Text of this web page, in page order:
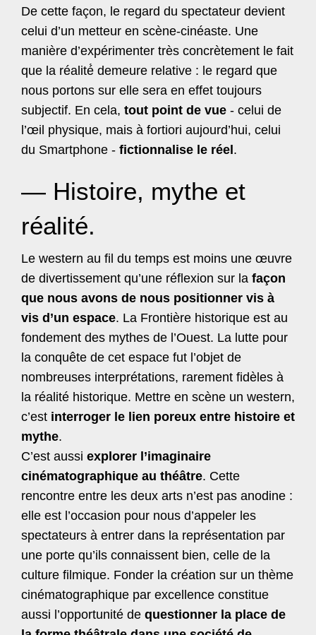
De cette façon, le regard du spectateur devient
celui d’un metteur en scène-cinéaste. Une
manière d’expérimenter très concrètement le fait
que la réalité́ demeure relative : le regard que
nous portons sur elle sera en effet toujours
subjectif. En cela, tout point de vue - celui de
l’œil physique, mais à fortiori aujourd’hui, celui
du Smartphone - fictionnalise le réel .
— Histoire, mythe et
réalité.
Le western au fil du temps est moins une œuvre
de divertissement qu’une réflexion sur la façon
que nous avons de nous positionner vis à
vis d’un espace. La Frontière historique est au
fondement des mythes de l’Ouest. La lutte pour
la conquête de cet espace fut l’objet de
nombreuses interprétations, rarement fidèles à
la réalité historique. Mettre en scène un western,
c’est interroger le lien poreux entre histoire et
mythe.
C’est aussi explorer l’imaginaire
cinématographique au théâtre. Cette
rencontre entre les deux arts n’est pas anodine :
elle est l’occasion pour nous d’appeler les
spectateurs à entrer dans la représentation par
une porte qu’ils connaissent bien, celle de la
culture filmique. Fonder la création sur un thème
cinématographique par excellence constitue
aussi l’opportunité de questionner la place de